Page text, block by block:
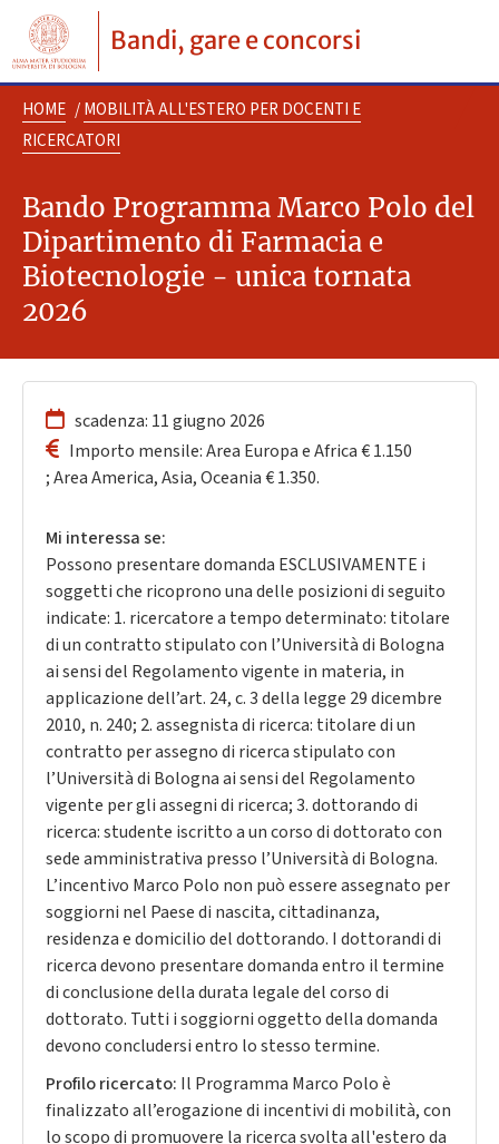
Bandi, gare e concorsi
HOME / MOBILITÀ ALL'ESTERO PER DOCENTI E
RICERCATORI
Bando Programma Marco Polo del
Dipartimento di Farmacia e
Biotecnologie - unica tornata
2026
scadenza: 11 giugno 2026
Importo mensile: Area Europa e Africa € 1.150
; Area America, Asia, Oceania € 1.350.
Mi interessa se:
Possono presentare domanda ESCLUSIVAMENTE i
soggetti che ricoprono una delle posizioni di seguito
indicate: 1. ricercatore a tempo determinato: titolare
di un contratto stipulato con l’Università di Bologna
ai sensi del Regolamento vigente in materia, in
applicazione dell’art. 24, c. 3 della legge 29 dicembre
2010, n. 240; 2. assegnista di ricerca: titolare di un
contratto per assegno di ricerca stipulato con
l’Università di Bologna ai sensi del Regolamento
vigente per gli assegni di ricerca; 3. dottorando di
ricerca: studente iscritto a un corso di dottorato con
sede amministrativa presso l’Università di Bologna.
L’incentivo Marco Polo non può essere assegnato per
soggiorni nel Paese di nascita, cittadinanza,
residenza e domicilio del dottorando. I dottorandi di
ricerca devono presentare domanda entro il termine
di conclusione della durata legale del corso di
dottorato. Tutti i soggiorni oggetto della domanda
devono concludersi entro lo stesso termine.
Profilo ricercato: Il Programma Marco Polo è
finalizzato all’erogazione di incentivi di mobilità, con
lo scopo di promuovere la ricerca svolta all'estero da